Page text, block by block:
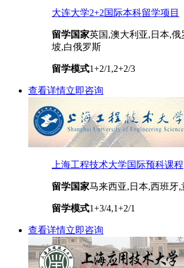
大连大学2+2国际本科留学项目
留学国家英国,澳大利亚,日本,俄
坡,白俄罗斯
留学模式1+2/1,2+2/3
查看详情立即咨询
上海工程技术大学国际预科课程
留学国家马来西亚,日本,西班牙,
留学模式1+3/4,1+2/1
查看详情立即咨询